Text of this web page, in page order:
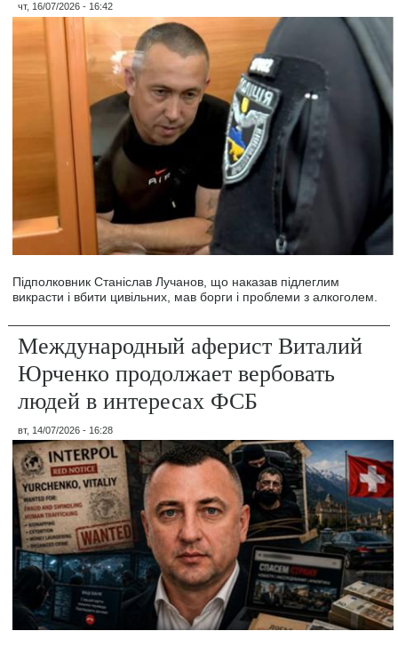
чт, 16/07/2026 - 16:42
Підполковник Станіслав Лучанов, що наказав підлеглим
викрасти і вбити цивільних, мав борги і проблеми з алкоголем.
Международный аферист Виталий
Юрченко продолжает вербовать
людей в интересах ФСБ
вт, 14/07/2026 - 16:28